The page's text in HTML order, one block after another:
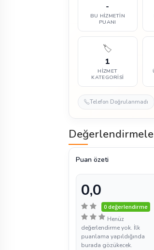
-
BU HIZMETIN
PUANI
🏷️
1
HIZMET
KATEGORISI
Telefon Doğrulanmadı
Puan özeti
0,0
0 değerlendirme
Henüz
değerlendirme yok. İlk
puanlama yapıldığında
burada gözükecek.